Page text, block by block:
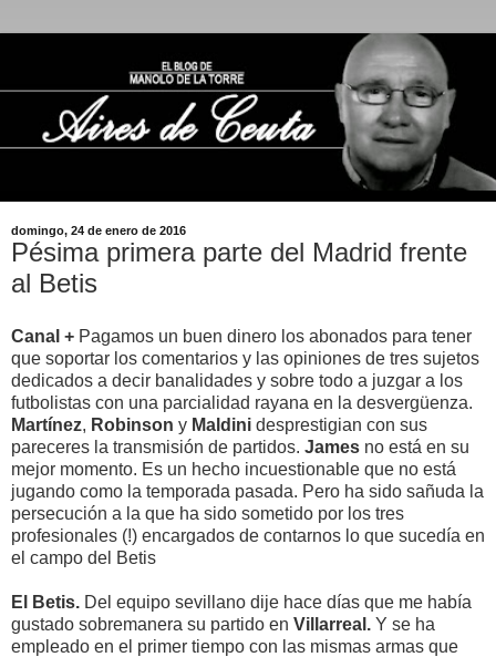
domingo, 24 de enero de 2016
Pésima primera parte del Madrid frente
al Betis
Canal + Pagamos un buen dinero los abonados para tener
que soportar los comentarios y las opiniones de tres sujetos
dedicados a decir banalidades y sobre todo a juzgar a los
futbolistas con una parcialidad rayana en la desvergüenza.
Martínez, Robinson y Maldini desprestigian con sus
pareceres la transmisión de partidos. James no está en su
mejor momento. Es un hecho incuestionable que no está
jugando como la temporada pasada. Pero ha sido sañuda la
persecución a la que ha sido sometido por los tres
profesionales (!) encargados de contarnos lo que sucedía en
el campo del Betis
El Betis. Del equipo sevillano dije hace días que me había
gustado sobremanera su partido en Villarreal. Y se ha
empleado en el primer tiempo con las mismas armas que